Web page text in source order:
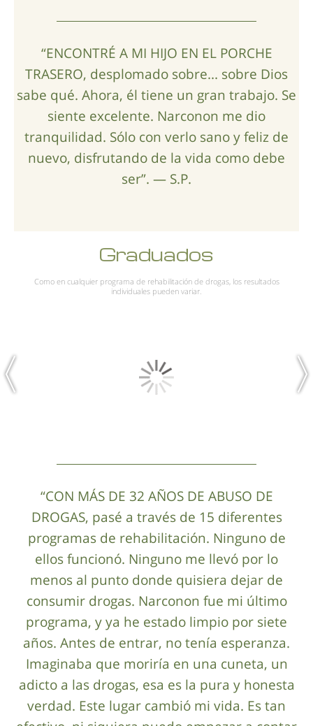
“ENCONTRÉ A MI HIJO EN EL PORCHE
TRASERO, desplomado sobre... sobre Dios
sabe qué. Ahora, él tiene un gran trabajo. Se
siente excelente. Narconon me dio
tranquilidad. Sólo con verlo sano y feliz de
nuevo, disfrutando de la vida como debe
ser”. — S.P.
Graduados
Como en cualquier programa de rehabilitación de drogas, los resultados
individuales pueden variar.
“CON MÁS DE 32 AÑOS DE ABUSO DE
DROGAS, pasé a través de 15 diferentes
programas de rehabilitación. Ninguno de
ellos funcionó. Ninguno me llevó por lo
menos al punto donde quisiera dejar de
consumir drogas. Narconon fue mi último
programa, y ya he estado limpio por siete
años. Antes de entrar, no tenía esperanza.
Imaginaba que moriría en una cuneta, un
adicto a las drogas, esa es la pura y honesta
verdad. Este lugar cambió mi vida. Es tan